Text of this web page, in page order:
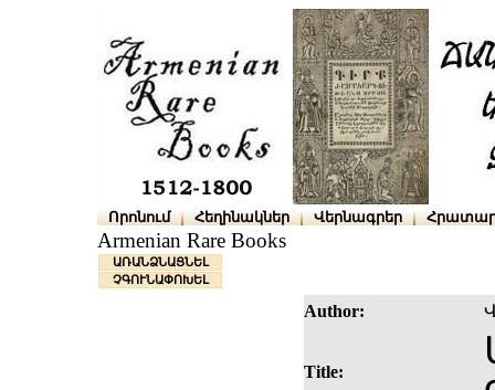
Որոնում Հեղինակներ Վերնագրեր
Armenian Rare Books
ԱՌԱՆՁՆԱՑՆԵԼ
ՉԳՈՒՆԱՓՈԽԵԼ
Author:
Title: